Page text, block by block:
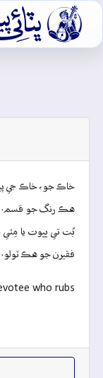
خاڪ جو، خاڪ جي
هڪ رنگ جو قسم.
بُت تي ڀڀوت يا مِٽي
فقيرن جو هڪ ٽولو.
who rubs